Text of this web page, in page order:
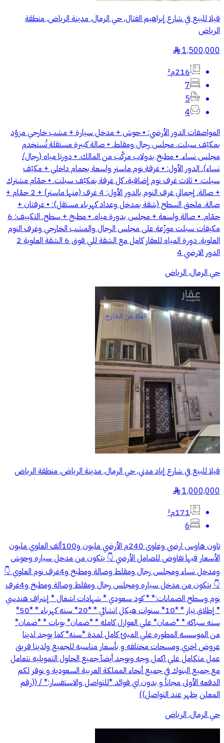
فيلا للبيع في شارع إبراهيم الفتال, حي الرمال, مدينة الرياض, منطقة
الرياض
1,500,000
§
216م²
7
5
4
المواصفات الدور الأرضي: • حوش + مدخل سيارة + مشب خارجي مزوّد
بمكيّف سبلت. مجلس رجال ومقلط. • صالة كبيرة مستقلة تُستخدم
مجلس نساء. • مطبخ بدولاب مركّب من المالك. • دورتا مياه (رجال/
نساء). الدور الأول: • غرفة نوم ماستر واسعة بحمام داخلي + مكيّف
سبلت. • ثلاث غرف نوم إضافية، كل غرفة بمكيّف سبلت. • حمّام مشترك
+ صالة. إجمالي غرف النوم بالدور الأول: 4 غرف (منها ماستر) + 2 حمّام +
صالة. ملحق السطح (شقة بمدخل وعداد كهرباء مستقل): • غرفتان +
حمّام. • صالة واسعة + مجلس بدورة مياه. • مطبخ + سطح. التكييف: 6
مكيفات سبلت موزّعة على مجلس الرجال والمشب الخارجي وغرف النوم
العلوية. دورة المياه للعقار كامل مع الشقة للي فوق 6 الشقة العلوية 2
الدور الارضي 4
حي الرمال, الرياض
فيلا للبيع في شارع إياد مدني, حي الرمال, مدينة الرياض, منطقة الرياض
1,000,000
§
171م²
6
تاون هاوس ارضى وعلوى 240م الأرضي مليون و100ألف العلوي مليون
الأسعار فيها تفاوض للصامل الأرضي 👇 يتكون من مدخل سياره وحوش
ومدخل نساء ومجلس رجال ومقلط وصالة ومطبخ و4غرف نوم العلوي 👇
👇 يتكون من مدخل سياره ومجلس رجال ومقلط وصالة ومطبخ و4غرف
نوم وسطح الضمانات:* * كود سعودي * شهادات اشغال * إشراف هندسي
* إطلاق تيار * *10* سنوات هيكل انشائي * *20* سنه كهرباء * *50*
سنه سباكه * *ضمان* علي العوازل كامله * *ضمان* بوبات * *ضمان*
من الموسسه المطوره علي المبنئ كامل لمدة *سنه* كما يوجد لدينا
عروض اخري ومسحات مختلفه و بأسعار مناسبه للجميع ولدينا فريق
عمل متكامل علي اكمل وجه ويوجد أيضآ جميع الحلول التمويليه نتعامل
مع جميع البنوك في جميع أنحاء المملكة العربية السعودية و نوفر لكم
الدفعه الأولى مجانأ و بدون اي فوائد *للتواصل والاستفسار:* / ((رقم
المعلن يظهر عند التواصل))
حي الرمال, الرياض